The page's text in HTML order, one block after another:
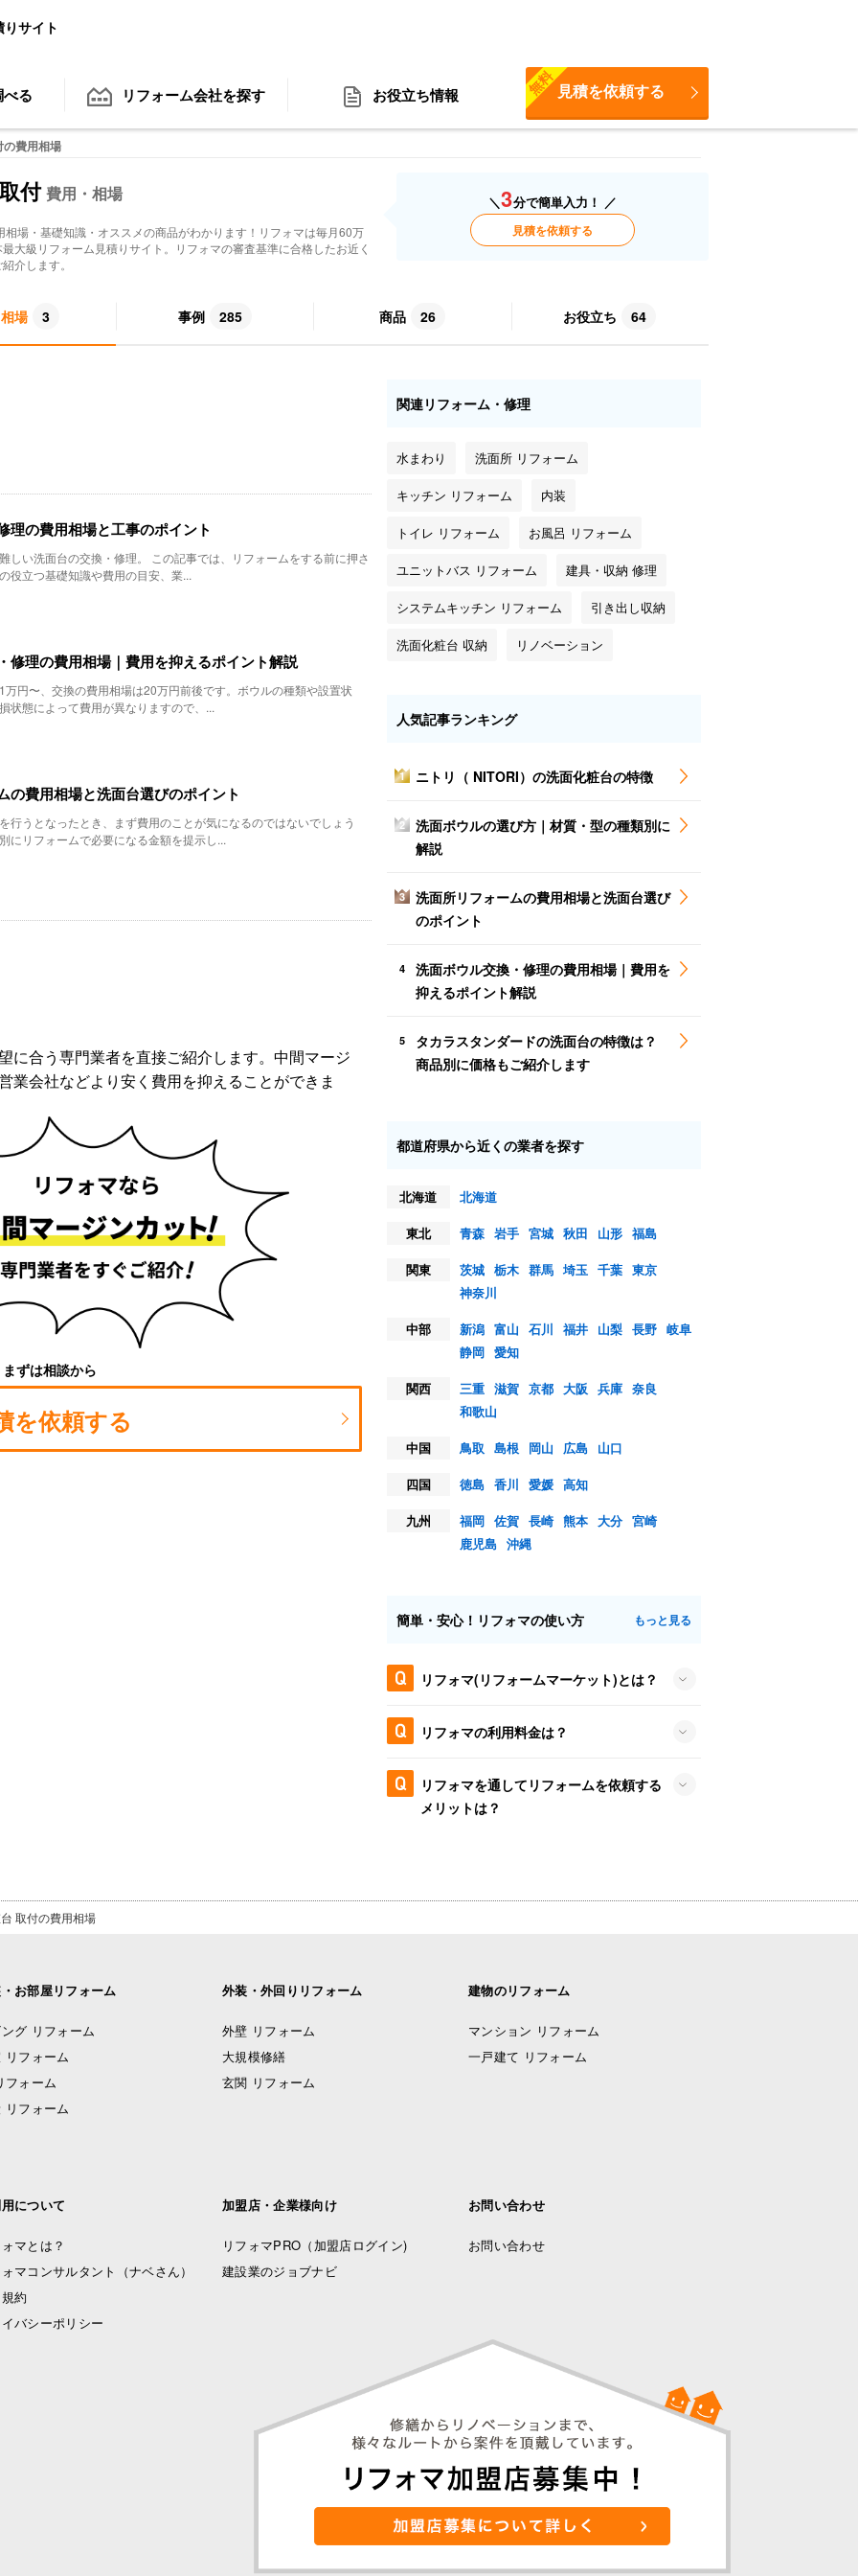
サイト
る リフォーム会社を探す お役立ち情報 見積を依頼する
無料
の費用相場
付 費用・相場
相場・基礎知識・オススメの商品がわかります！リフォマは毎月60万
大級リフォーム見積りサイト。リフォマの審査基準に合格したお近く
介します。
＼3分で簡単入力！ ／
見積を依頼する
場 3 事例 285 商品 26 お役立ち 64
理の費用相場と工事のポイント
しい洗面台の交換・修理。 この記事では、リフォームをする前に押さ
役立つ基礎知識や費用の目安、業...
修理の費用相場｜費用を抑えるポイント解説
万円〜、交換の費用相場は20万円前後です。ボウルの種類や設置状
状態によって費用が異なりますので、...
の費用相場と洗面台選びのポイント
行うとなったとき、まず費用のことが気になるのではないでしょう
にリフォームで必要になる金額を提示し...
に合う専門業者を直接ご紹介します。中間マージ
業会社などより安く費用を抑えることができま
まずは相談から
を依頼する
関連リフォーム・修理
水まわり 洗面所 リフォーム
キッチン リフォーム 内装
トイレ リフォーム お風呂 リフォーム
ユニットバス リフォーム 建具・収納 修理
システムキッチン リフォーム 引き出し収納
洗面化粧台 収納 リノベーション
人気記事ランキング
1 ニトリ（ NITORI）の洗面化粧台の特徴
2
洗面ボウルの選び方｜材質・型の種類別に
解説
3
洗面所リフォームの費用相場と洗面台選び
のポイント
4
洗面ボウル交換・修理の費用相場｜費用を
抑えるポイント解説
5
タカラスタンダードの洗面台の特徴は？
商品別に価格もご紹介します
都道府県から近くの業者を探す
北海道
北海道
東北
青森 岩手 宮城 秋田 山形 福島
関東
茨城 栃木 群馬 埼玉 千葉 東京
神奈川
中部
新潟 富山 石川 福井 山梨 長野 岐阜
静岡 愛知
関西
三重 滋賀 京都 大阪 兵庫 奈良
和歌山
中国
鳥取 島根 岡山 広島
山口
四国
徳島 香川 愛媛 高知
九州
福岡 佐賀 長崎 熊本 大分 宮崎
鹿児島 沖縄
簡単・安心！リフォマの使い方 もっと見る
リフォマ(リフォームマーケット)とは？
リフォマの利用料金は？
リフォマを通してリフォームを依頼する
メリットは？
取付の費用相場
お部屋リフォーム
グ リフォーム
リフォーム
フォーム
リフォーム
外装・外回りリフォーム
外壁 リフォーム
大規模修繕
玄関 リフォーム
建物のリフォーム
マンション リフォーム
一戸建て リフォーム
について
マとは？
マコンサルタント（ナベさん）
約
バシーポリシー
加盟店・企業様向け
リフォマPRO （加盟店ログイン)
建設業のジョブナビ
お問い合わせ
お問い合わせ